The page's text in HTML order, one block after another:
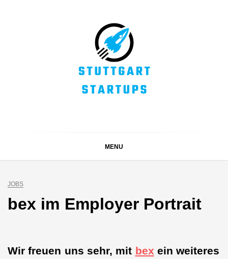
MENU
JOBS
bex im Employer Portrait
Wir freuen uns sehr, mit bex ein weiteres